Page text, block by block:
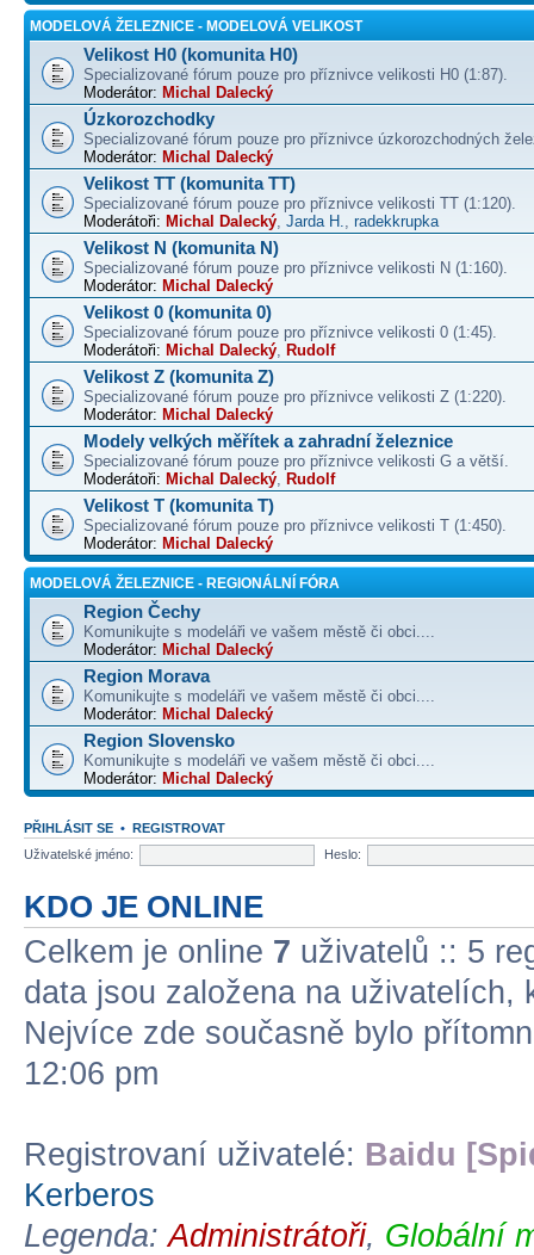
MODELOVÁ ŽELEZNICE - MODELOVÁ VELIKOST
Velikost H0 (komunita H0)
Specializované fórum pouze pro příznivce velikosti H0 (1:87).
Moderátor: Michal Dalecký
Úzkorozchodky
Specializované fórum pouze pro příznivce úzkorozchodných
Moderátor: Michal Dalecký
Velikost TT (komunita TT)
Specializované fórum pouze pro příznivce velikosti TT (1:120).
Moderátoři: Michal Dalecký, Jarda H., radekkrupka
Velikost N (komunita N)
Specializované fórum pouze pro příznivce velikosti N (1:160).
Moderátor: Michal Dalecký
Velikost 0 (komunita 0)
Specializované fórum pouze pro příznivce velikosti 0 (1:45).
Moderátoři: Michal Dalecký, Rudolf
Velikost Z (komunita Z)
Specializované fórum pouze pro příznivce velikosti Z (1:220).
Moderátor: Michal Dalecký
Modely velkých měřítek a zahradní železnice
Specializované fórum pouze pro příznivce velikosti G a větší.
Moderátoři: Michal Dalecký, Rudolf
Velikost T (komunita T)
Specializované fórum pouze pro příznivce velikosti T (1:450).
Moderátor: Michal Dalecký
MODELOVÁ ŽELEZNICE - REGIONÁLNÍ FÓRA
Region Čechy
Komunikujte s modeláři ve vašem městě či obci....
Moderátor: Michal Dalecký
Region Morava
Komunikujte s modeláři ve vašem městě či obci....
Moderátor: Michal Dalecký
Region Slovensko
Komunikujte s modeláři ve vašem městě či obci....
Moderátor: Michal Dalecký
PŘIHLÁSIT SE • REGISTROVAT
Uživatelské jméno:
Heslo:
KDO JE ONLINE
Celkem je online 7 uživatelů :: 5
data jsou založena na
Nejvíce zde současně bylo
12:06 pm
Registrovaní uživatelé: Baidu
Kerberos
Legenda:Administrátoři, Globální